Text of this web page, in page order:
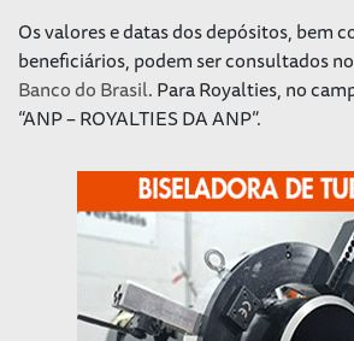
Os valores e datas dos depósitos, bem
beneficiários, podem ser consultados no
Banco do Brasil. Para Royalties, no
“ANP – ROYALTIES DA ANP”.